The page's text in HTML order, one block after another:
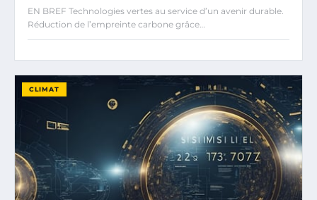
EN BREF Technologies vertes au service d’un avenir durable.
Réduction de l’empreinte carbone grâce…
CLIMAT